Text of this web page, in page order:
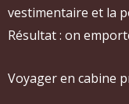
vestimentaire et la
Résultat : on
Voyager en cabine